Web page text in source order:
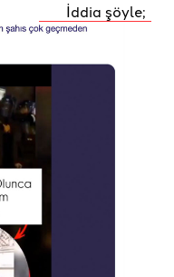
İddia şöyle;